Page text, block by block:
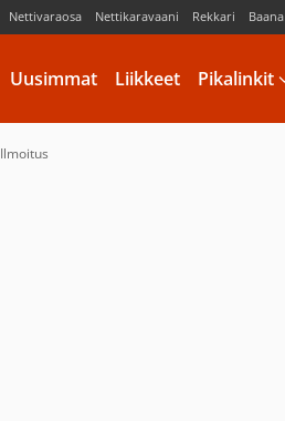
Nettivaraosa Nettikaravaani Rekkari Baana
Uusimmat Liikkeet Pikalinkit
Ilmoitus